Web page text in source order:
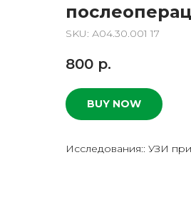
SKU: А04.30.001 17
800 р.
BUY NOW
Исследования:: УЗИ